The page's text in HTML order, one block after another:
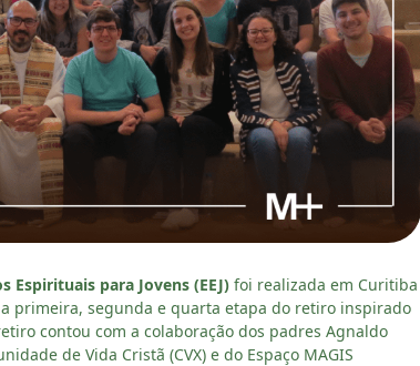
Espirituais para Jovens (EEJ) foi realizada em Curitiba
primeira, segunda e quarta etapa do retiro inspirado
contou com a colaboração dos padres Agnaldo
de Vida Cristã (CVX) e do Espaço MAGIS